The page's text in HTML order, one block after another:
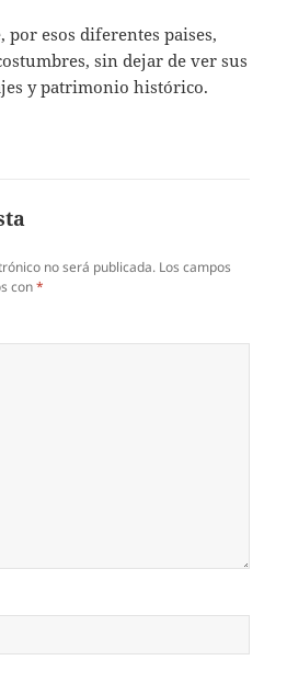
por esos diferentes paises,
sin dejar de ver sus
y patrimonio histórico.
no será publicada. Los campos
con*